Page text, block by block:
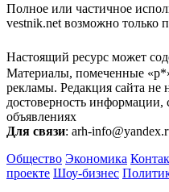
Полное или частичное
vestnik.net возможно только
Настоящий ресурс может
Материалы, помеченные
рекламы. Редакция сайта не
достоверность
объявлениях
Для связи: arh-
Общество Экономика
проекте Шоу-бизнес